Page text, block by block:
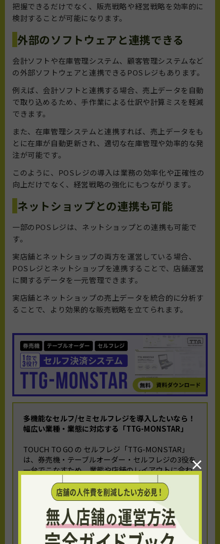
把握できるだけでなく、販売戦略や経営戦略を効率的に
検討することが可能になります。
外部のソフトウェアと連携できる
会計ソフトや在庫管理システム、顧客管理システムなど
の外部ソフトウェアと連携できるPOSレジもあります。
例えば、会計ソフトと連携する場合、売上データを自動
で取り込めるため、手作業による仕訳や計算ミスを軽減
できます。
また、在庫管理システムと連携すれば、売上データをも
とに在庫が自動更新され、適切な在庫管理や効率的な発
注が可能です。
このように、POSレジの導入は業務の効率化や正確性の
向上だけでなく、経営戦略の強化にもつながります。
ネットショップとの連携も可能
一部のPOSレジは、ネットショップとの連携も可能で
す。
実店舗とネットショップの両方を運営している場合、
POSレジとネットショップを連携することで、店舗運営
に関するデータを一元管理できます。
実店舗とネットショップの売上データを統合的に分析す
ることで、より効果的な販売戦略を立てられます。
多機能なセルフ/セミセルフレジを導入したいなら！
幅広い業種・業態に対応する「TTG-MONSTAR」
TOUCH TO GO の セルフレジ「TTG-MONSTAR」
は、券売機・テーブルオーダー・セルフレジの3役を
一台でこなすため、業態や店舗のレイアウトに合わ
せた柔軟な運用が可能です。
セルフ/セミセルフレジの導入をご検討中の方は、以
下のリンクよりプロダクト概要資料をご確認くださ
▼【無料】TTG-MONSTAR の概要資料をダウンロー
×